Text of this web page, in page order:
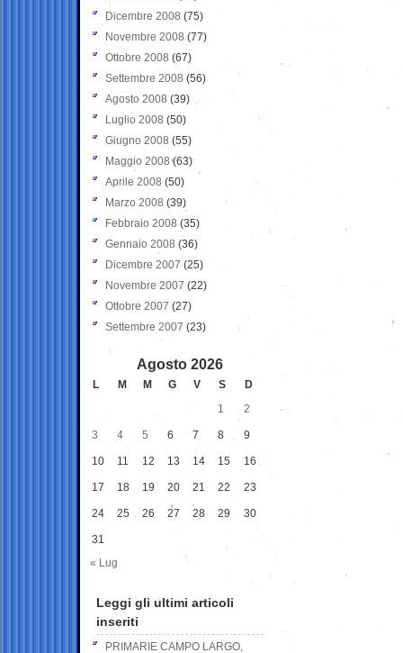
Dicembre 2008 (75)
Novembre 2008 (77)
Ottobre 2008 (67)
Settembre 2008 (56)
Agosto 2008 (39)
Luglio 2008 (50)
Giugno 2008 (55)
Maggio 2008(63)
Aprile 2008 (50)
Marzo 2008 (39)
Febbraio 2008 (35)
Gennaio 2008 (36)
Dicembre 2007 (25)
Novembre 2007 (22)
Ottobre 2007 (27)
Settembre 2007 (23)
Agosto 2026
L M M G V S
D
1
2
3 4 5 6 7 8 9
10 11 12 13 14 15 16
17 18 19 20 21 22 23
24 25 26 27 28 29 30
31
« Lug
Leggi gli ultimi articoli
inseriti
PRIMARIE CAMPO LARGO,